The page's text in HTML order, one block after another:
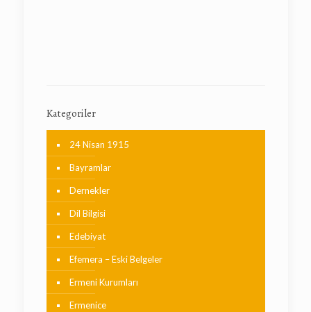
Kategoriler
24 Nisan 1915
Bayramlar
Dernekler
Dil Bilgisi
Edebiyat
Efemera – Eski Belgeler
Ermeni Kurumları
Ermenice